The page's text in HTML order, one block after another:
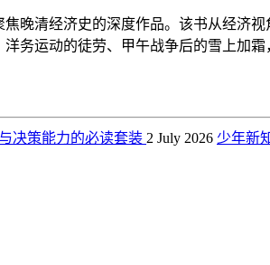
焦晚清经济史的深度作品。该书从经
务运动的徒劳、甲午战争后的雪上加
决策能力的必读套装 2 July 2026 少年新